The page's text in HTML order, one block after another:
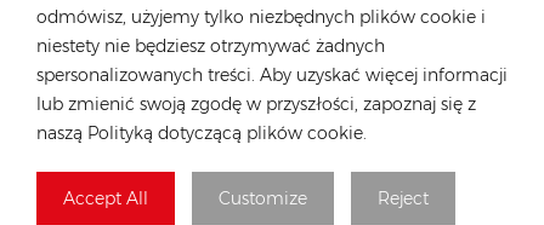
odmówisz, użyjemy tylko niezbędnych plików cookie i
niestety nie będziesz otrzymywać żadnych
spersonalizowanych treści. Aby uzyskać więcej informacji
lub zmienić swoją zgodę w przyszłości, zapoznaj się z
naszą Polityką dotyczącą plików cookie.
Accept All Customize Reject
Tel :+84 522 038 896
E-mail :vn@rongstar.com
Biuro :102 Phung Van Cung Street,Ward 7,
Phu Nhuan District, HoChi
263 Go O Moi, Phu Thuan, District
7, Ho Chi Minh City, Vietnam
Polska